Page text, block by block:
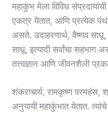
महाकुंभ मेला विविध
एकत्र येतात, आणि प्रत्येक
असते. उदाहरणार्थ, वैष्णव
साधू, इत्यादी सर्वांचा सहभाग
तत्त्वज्ञान आणि जीवनशैली
शंकराचार्य, रामकृष्ण परमहंस,
अनुयायी महाकुंभात येतात.